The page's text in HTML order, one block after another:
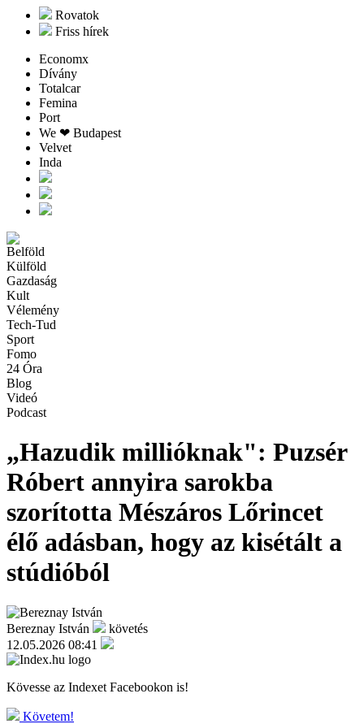
Rovatok
Friss hírek
Economx
Dívány
Totalcar
Femina
Port
We ❤︎ Budapest
Velvet
Inda
Belföld
Külföld
Gazdaság
Kult
Vélemény
Tech-Tud
Sport
Fomo
24 Óra
Blog
Videó
Podcast
„Hazudik millióknak": Puzsér
Róbert annyira sarokba
szorította Mészáros Lőrincet
élő adásban, hogy az kisétált a
stúdióból
Bereznay István
követés
12.05.2026 08:41
Kövesse az Indexet Facebookon is!
Követem!